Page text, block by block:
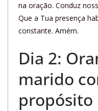
na oração. Conduz
Que a Tua presença
constante. Amém.
Dia 2:
marido
propósito